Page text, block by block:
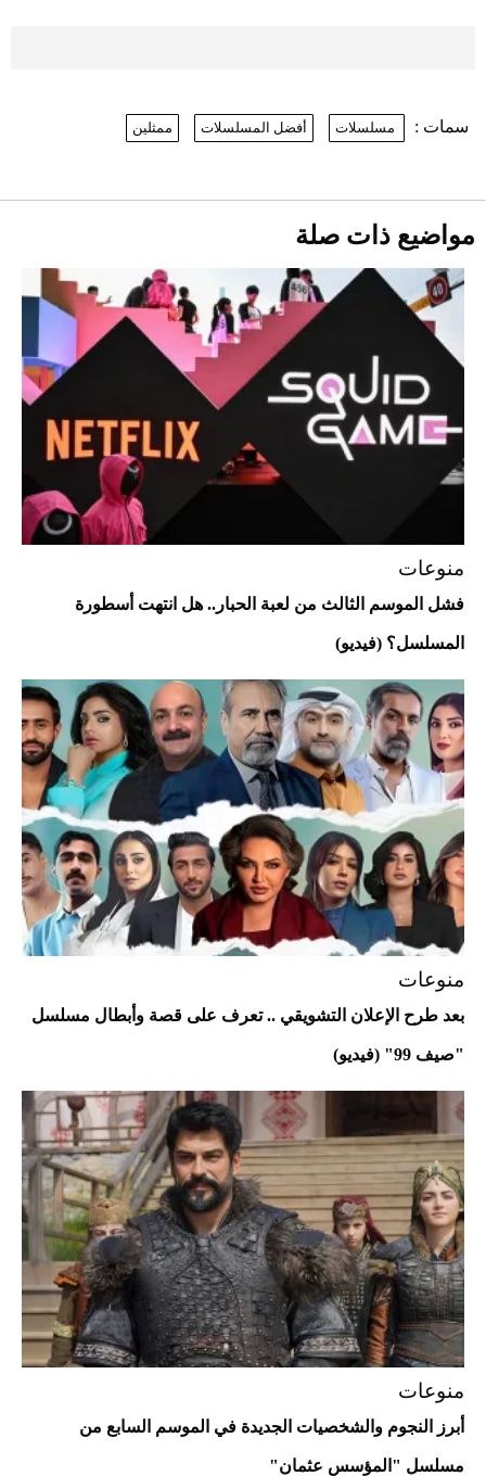
أغلى 10 عطور في العالم للرجال تمنحك فخامة
Aston Martin Valiant: على هوى الأبطال
أفضل تدريج للشعر الطويل لإطلالة جريئة وعصرية
أحذية Mary Jane: ترف وأناقة للرجال
قبل ليلة النزال.. اكتمال وزن أبطال "The
Comeback" في جدة (فيديو)
2026-07-25
"بوجاتي ميسترال" الاستثنائية للبيع في
2026-07-23
سمات : مسلسلات أفضل المسلسلات ممثلين
مواضيع ذات صلة
منوعات
فشل الموسم الثالث من لعبة الحبار.. هل انتهت أسطورة
المسلسل؟ (فيديو)
منوعات
بعد طرح الإعلان التشويقي .. تعرف على قصة وأبطال مسلسل
"صيف 99" (فيديو)
منوعات
أبرز النجوم والشخصيات الجديدة في الموسم السابع من
مسلسل "المؤسس عثمان"